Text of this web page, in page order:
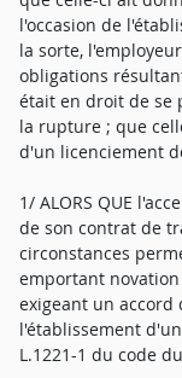
l'occasion de
la sorte,
obligations
était en droit de se
la rupture ; que
d'un licenciement
1/ ALORS QUE
de son contrat de
circonstances
emportant
exigeant un accord
l'établissement
L.1221-1 du code